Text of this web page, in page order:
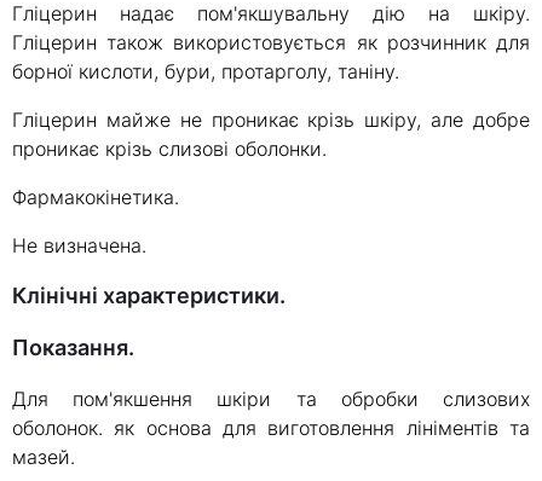
Гліцерин надає пом'якшувальну дію на шкіру.
Гліцерин також використовується як розчинник для
борної кислоти, бури, протарголу, таніну.
Гліцерин майже не проникає крізь шкіру, але добре
проникає крізь слизові оболонки.
Фармакокінетика.
Не визначена.
Клінічні характеристики.
Показання.
Для пом'якшення шкіри та обробки слизових
оболонок. як основа для виготовлення лініментів та
мазей.